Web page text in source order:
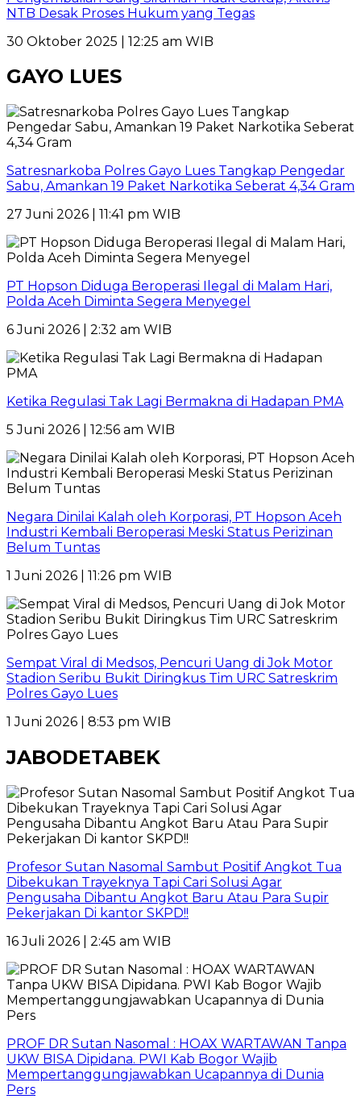
NTB Desak Proses Hukum yang Tegas
30 Oktober 2025 | 12:25 am WIB
GAYO LUES
Satresnarkoba Polres Gayo Lues Tangkap Pengedar
Sabu, Amankan 19 Paket Narkotika Seberat 4,34 Gram
27 Juni 2026 | 11:41 pm WIB
PT Hopson Diduga Beroperasi Ilegal di Malam Hari,
Polda Aceh Diminta Segera Menyegel
6 Juni 2026 | 2:32 am WIB
Ketika Regulasi Tak Lagi Bermakna di Hadapan PMA
5 Juni 2026 | 12:56 am WIB
Negara Dinilai Kalah oleh Korporasi, PT Hopson Aceh
Industri Kembali Beroperasi Meski Status Perizinan
Belum Tuntas
1 Juni 2026 | 11:26 pm WIB
Sempat Viral di Medsos, Pencuri Uang di Jok Motor
Stadion Seribu Bukit Diringkus Tim URC Satreskrim
Polres Gayo Lues
1 Juni 2026 | 8:53 pm WIB
JABODETABEK
Profesor Sutan Nasomal Sambut Positif Angkot Tua
Dibekukan Trayeknya Tapi Cari Solusi Agar
Pengusaha Dibantu Angkot Baru Atau Para Supir
Pekerjakan Di kantor SKPD!!
16 Juli 2026 | 2:45 am WIB
PROF DR Sutan Nasomal : HOAX WARTAWAN Tanpa
UKW BISA Dipidana. PWI Kab Bogor Wajib
Mempertanggungjawabkan Ucapannya di Dunia
Pers